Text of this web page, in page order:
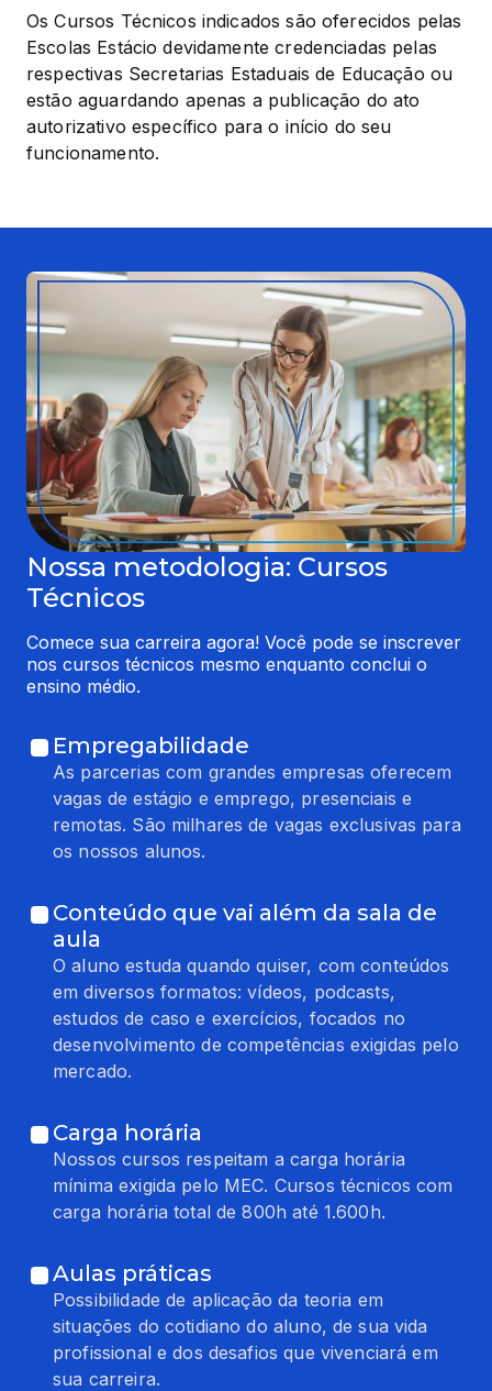
Os Cursos Técnicos indicados são oferecidos pelas
Escolas Estácio devidamente credenciadas pelas
respectivas Secretarias Estaduais de Educação ou
estão aguardando apenas a publicação do ato
autorizativo específico para o início do seu
funcionamento.
Nossa metodologia: Cursos
Técnicos
Comece sua carreira agora! Você pode se inscrever
nos cursos técnicos mesmo enquanto conclui o
ensino médio.
Empregabilidade
As parcerias com grandes empresas oferecem
vagas de estágio e emprego, presenciais e
remotas. São milhares de vagas exclusivas para
os nossos alunos.
Conteúdo que vai além da sala de
aula
O aluno estuda quando quiser, com conteúdos
em diversos formatos: vídeos, podcasts,
estudos de caso e exercícios, focados no
desenvolvimento de competências exigidas pelo
mercado.
Carga horária
Nossos cursos respeitam a carga horária
mínima exigida pelo MEC. Cursos técnicos com
carga horária total de 800h até 1.600h.
Aulas práticas
Possibilidade de aplicação da teoria em
situações do cotidiano do aluno, de sua vida
profissional e dos desafios que vivenciará em
sua carreira.